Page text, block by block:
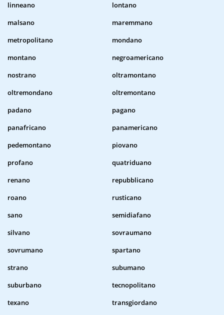
linneano
lontano
malsano
maremmano
metropolitano
mondano
montano
negroamericano
nostrano
oltramontano
oltremondano
oltremontano
padano
pagano
panafricano
panamericano
pedemontano
piovano
profano
quatriduano
renano
repubblicano
roano
rusticano
sano
semidiafano
silvano
sovraumano
sovrumano
spartano
strano
subumano
suburbano
tecnopolitano
texano
transgiordano